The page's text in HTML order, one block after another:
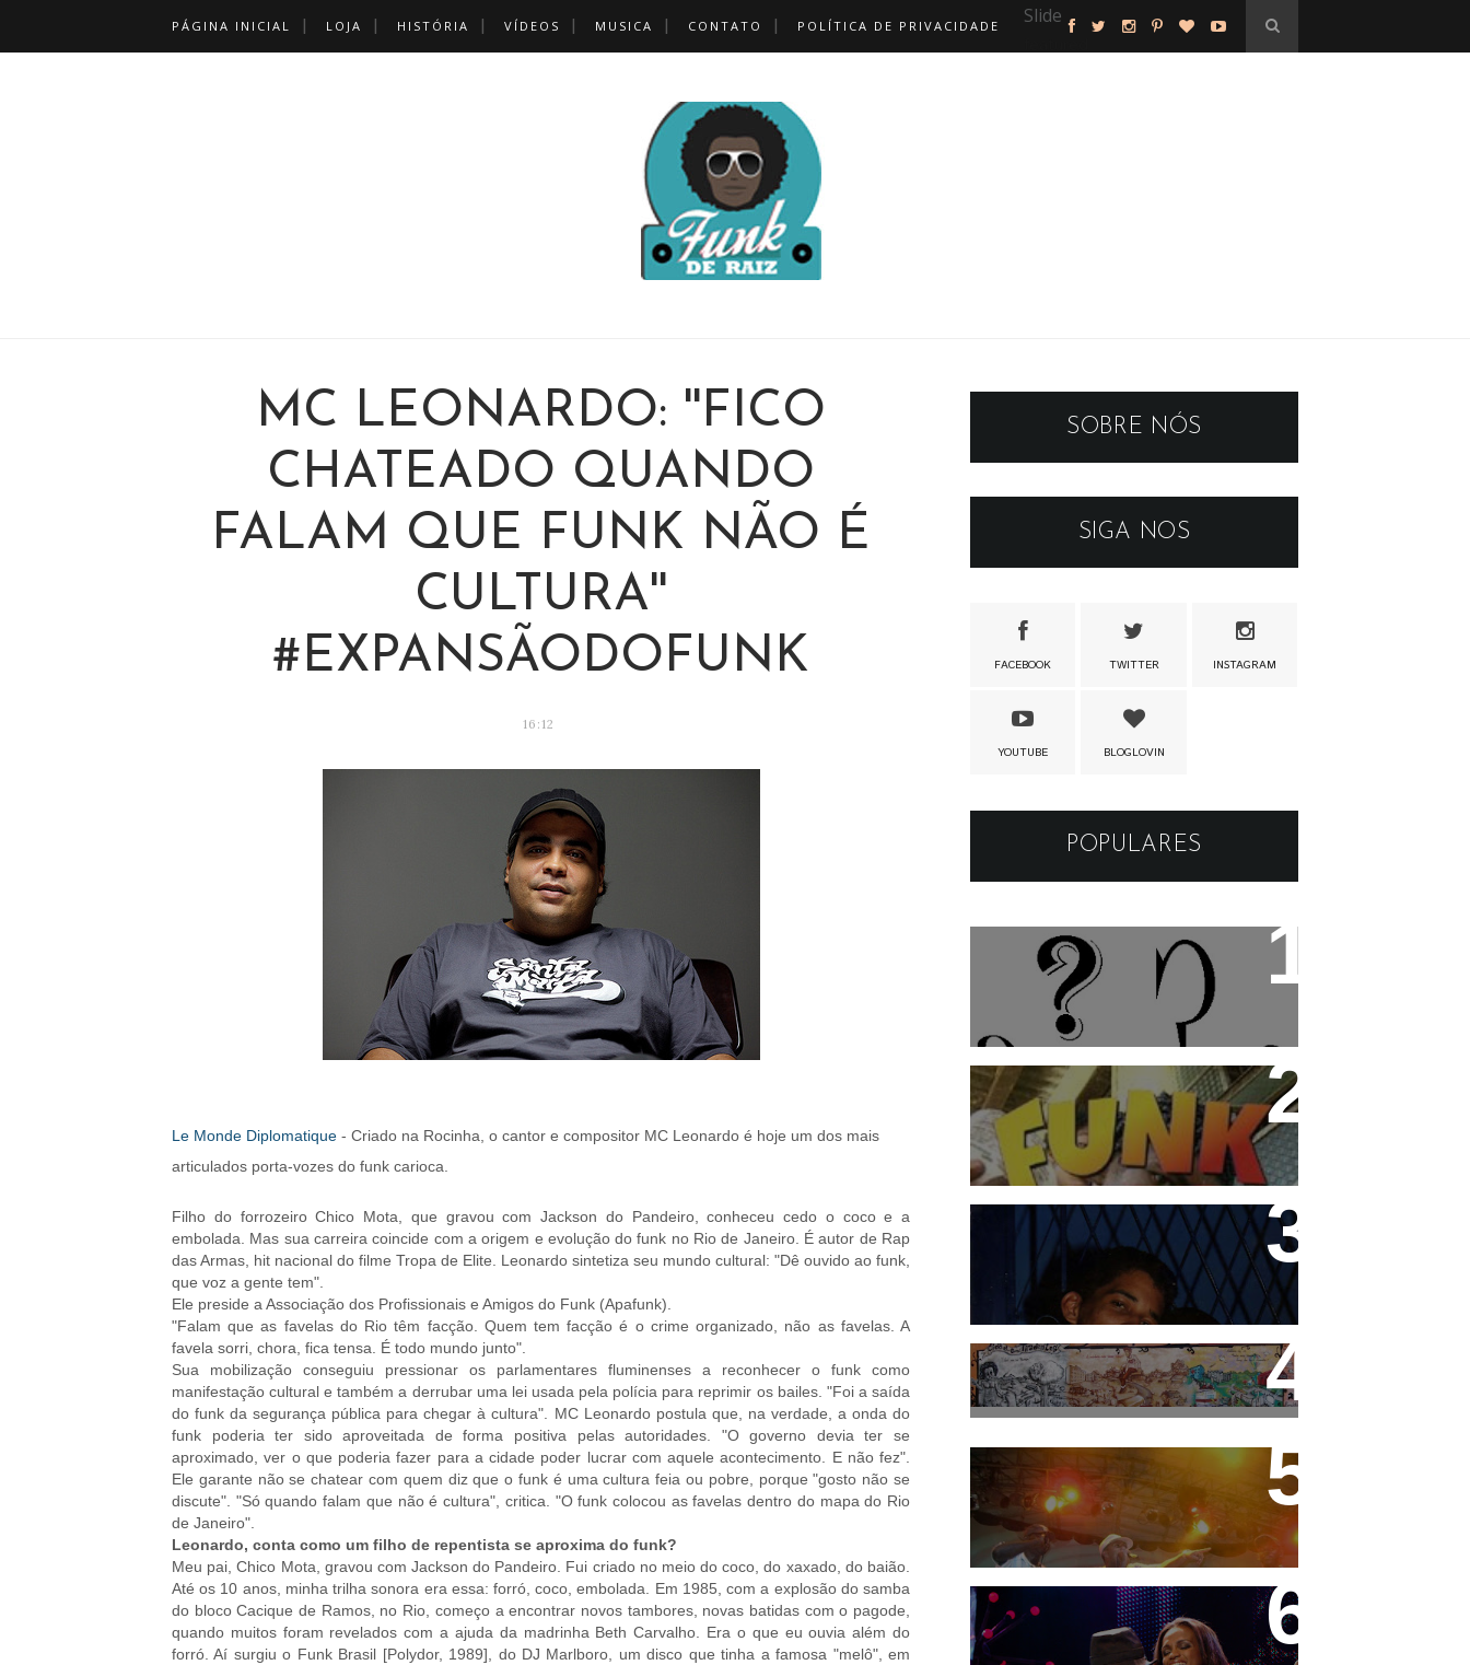
PÁGINA INICIAL LOJA HISTÓRIA VÍDEOS MUSICA CONTATO POLÍTICA DE PRIVACIDADE Slide
MC LEONARDO: ''FICO
CHATEADO QUANDO
FALAM QUE FUNK NÃO É
CULTURA''
#EXPANSÃODOFUNK
16:12
Le Monde Diplomatique - Criado na Rocinha, o cantor e compositor MC Leonardo é hoje um dos mais
articulados porta-vozes do funk carioca.
Filho do forrozeiro Chico Mota, que gravou com Jackson do Pandeiro, conheceu cedo o coco e a
embolada. Mas sua carreira coincide com a origem e evolução do funk no Rio de Janeiro. É autor de Rap
das Armas, hit nacional do filme Tropa de Elite. Leonardo sintetiza seu mundo cultural: "Dê ouvido ao funk,
que voz a gente tem".
Ele preside a Associação dos Profissionais e Amigos do Funk (Apafunk).
"Falam que as favelas do Rio têm facção. Quem tem facção é o crime organizado, não as favelas. A
favela sorri, chora, fica tensa. É todo mundo junto".
Sua mobilização conseguiu pressionar os parlamentares fluminenses a reconhecer o funk como
manifestação cultural e também a derrubar uma lei usada pela polícia para reprimir os bailes. "Foi a saída
do funk da segurança pública para chegar à cultura". MC Leonardo postula que, na verdade, a onda do
funk poderia ter sido aproveitada de forma positiva pelas autoridades. "O governo devia ter se
aproximado, ver o que poderia fazer para a cidade poder lucrar com aquele acontecimento. E não fez".
Ele garante não se chatear com quem diz que o funk é uma cultura feia ou pobre, porque "gosto não se
discute". "Só quando falam que não é cultura", critica. "O funk colocou as favelas dentro do mapa do Rio
de Janeiro".
Leonardo, conta como um filho de repentista se aproxima do funk?
Meu pai, Chico Mota, gravou com Jackson do Pandeiro. Fui criado no meio do coco, do xaxado, do baião.
Até os 10 anos, minha trilha sonora era essa: forró, coco, embolada. Em 1985, com a explosão do samba
do bloco Cacique de Ramos, no Rio, começo a encontrar novos tambores, novas batidas com o pagode,
quando muitos foram revelados com a ajuda da madrinha Beth Carvalho. Era o que eu ouvia além do
forró. Aí surgiu o Funk Brasil [Polydor, 1989], do DJ Marlboro, um disco que tinha a famosa "melô", em
SOBRE NÓS
SIGA NOS
FACEBOOK TWITTER INSTAGRAM
YOUTUBE BLOGLOVIN
POPULARES
Os apelidos das musicas
Funk Rio Documentário
Teco e Buzunga
Cidade Tiradentes abre
inscrição para o 3° Festival
Festa do MC Galo - 11/09/08
DVD "Tudo é Festa" MC
Marcinho